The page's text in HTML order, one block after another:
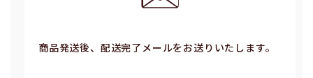
商品発送後、配送完了メールをお送りいたします。